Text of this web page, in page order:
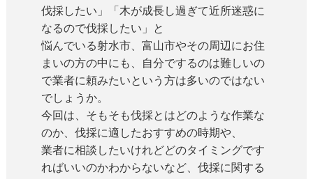
伐採したい」「木が成長し過ぎて近所迷惑に
なるので伐採したい」と
悩んでいる射水市、富山市やその周辺にお住
まいの方の中にも、自分でするのは難しいの
で業者に頼みたいという方は多いのではない
でしょうか。
今回は、そもそも伐採とはどのような作業な
のか、伐採に適したおすすめの時期や、
業者に相談したいけれどどのタイミングです
ればいいのかわからないなど、伐採に関する